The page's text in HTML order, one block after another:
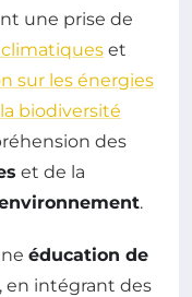
une prise de
et
sur les énergies
biodiversité
des
et de la
.
éducation de
en intégrant des